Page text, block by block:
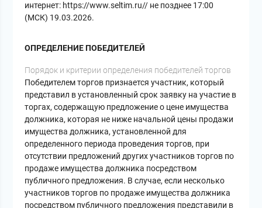
интернет: https://www.seltim.ru// не позднее 17:00
(МСК) 19.03.2026.
ОПРЕДЕЛЕНИЕ ПОБЕДИТЕЛЕЙ
Порядок и критерии определения победителей торгов
Победителем торгов признается участник, который
представил в установленный срок заявку на участие в
торгах, содержащую предложение о цене имущества
должника, которая не ниже начальной цены продажи
имущества должника, установленной для
определенного периода проведения торгов, при
отсутствии предложений других участников торгов по
продаже имущества должника посредством
публичного предложения. В случае, если несколько
участников торгов по продаже имущества должника
посредством публичного предложения представили в